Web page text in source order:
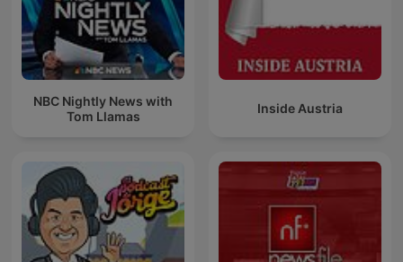
NBC Nightly News with
Tom Llamas
Inside Austria